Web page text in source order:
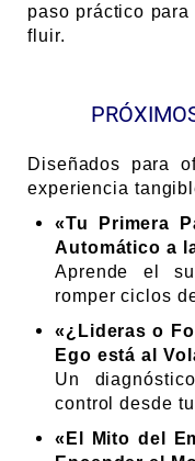
paso práctico
fluir.
Diseñados para
experiencia
«Tu Primera
Automático a
Aprende el
romper ciclos
«¿Lideras o
Ego está al
Un
control desde
«El Mito del